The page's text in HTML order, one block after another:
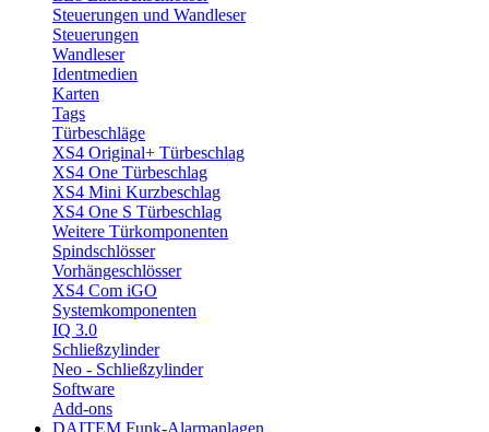
Steuerungen und Wandleser
Steuerungen
Wandleser
Identmedien
Karten
Tags
Türbeschläge
XS4 Original+ Türbeschlag
XS4 One Türbeschlag
XS4 Mini Kurzbeschlag
XS4 One S Türbeschlag
Weitere Türkomponenten
Spindschlösser
Vorhängeschlösser
XS4 Com iGO
Systemkomponenten
IQ 3.0
Schließzylinder
Neo - Schließzylinder
Software
Add-ons
DAITEM Funk-Alarmanlagen